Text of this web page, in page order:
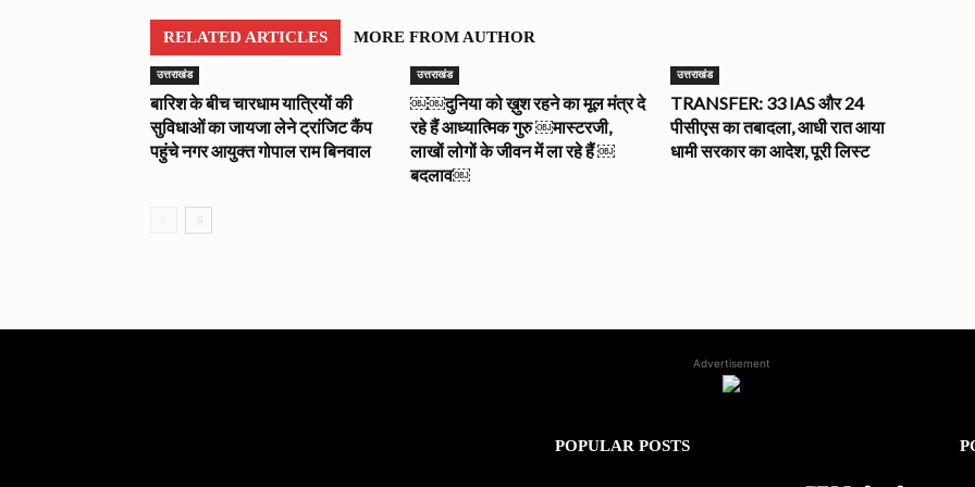
RELATED ARTICLES MORE FROM AUTHOR
उत्तराखंड
बारिश के बीच चारधाम यात्रियों की
सुविधाओं का जायजा लेने ट्रांजिट कैंप
पहुंचे नगर आयुक्त गोपाल राम बिनवाल
उत्तराखंड
￼￼दुनिया को ख़ुश रहने का मूल मंत्र दे
रहे हैं आध्यात्मिक गुरु ￼मास्टरजी,
लाखों लोगों के जीवन में ला रहे हैं ￼
बदलाव￼
उत्तराखंड
TRANSFER: 33 IAS और 24
पीसीएस का तबादला, आधी रात आया
धामी सरकार का आदेश, पूरी लिस्ट
Advertisement
POPULAR POSTS